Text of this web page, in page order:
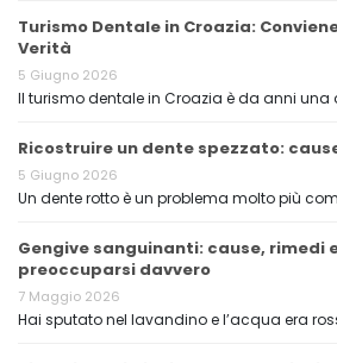
Turismo Dentale in Croazia:
Verità
5 Giugno 2026
Il turismo dentale in Croazia è da anni una
Ricostruire un dente spezzato:
5 Giugno 2026
Un dente rotto è un problema molto più
Gengive sanguinanti: cause, rimedi
preoccuparsi davvero
7 Maggio 2026
Hai sputato nel lavandino e l’acqua era